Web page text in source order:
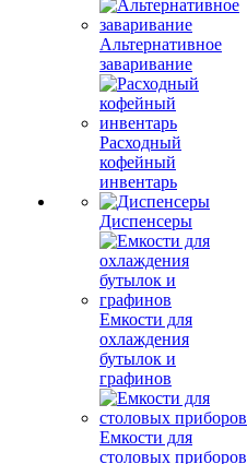
Альтернативное
заваривание
Расходный
кофейный
инвентарь
Диспенсеры
Емкости для
охлаждения
бутылок и
графинов
Емкости для
столовых приборов